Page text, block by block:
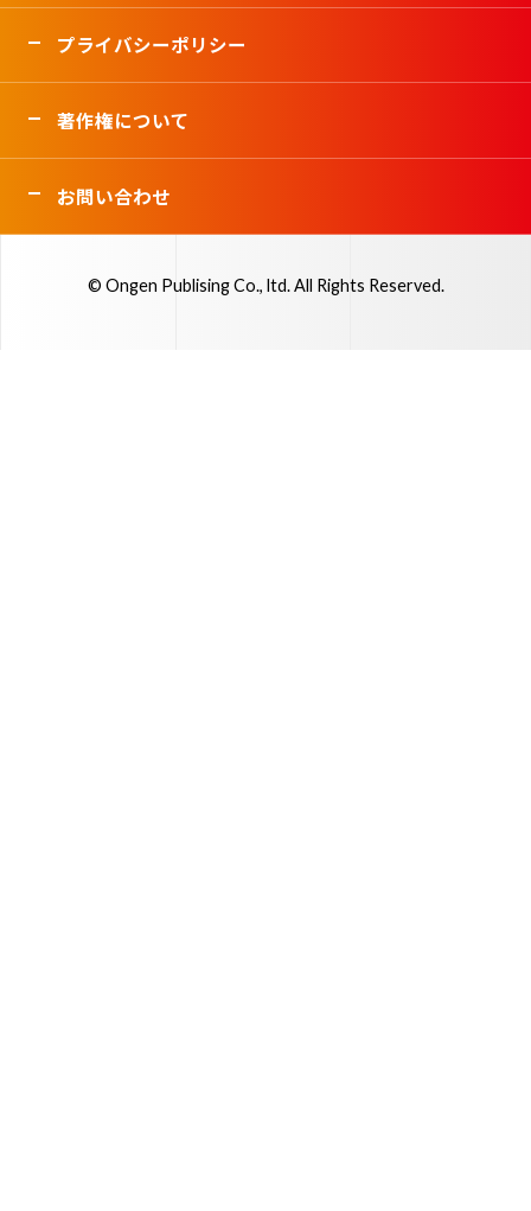
プライバシーポリシー
著作権について
お問い合わせ
© Ongen Publising Co., ltd. All Rights Reserved.